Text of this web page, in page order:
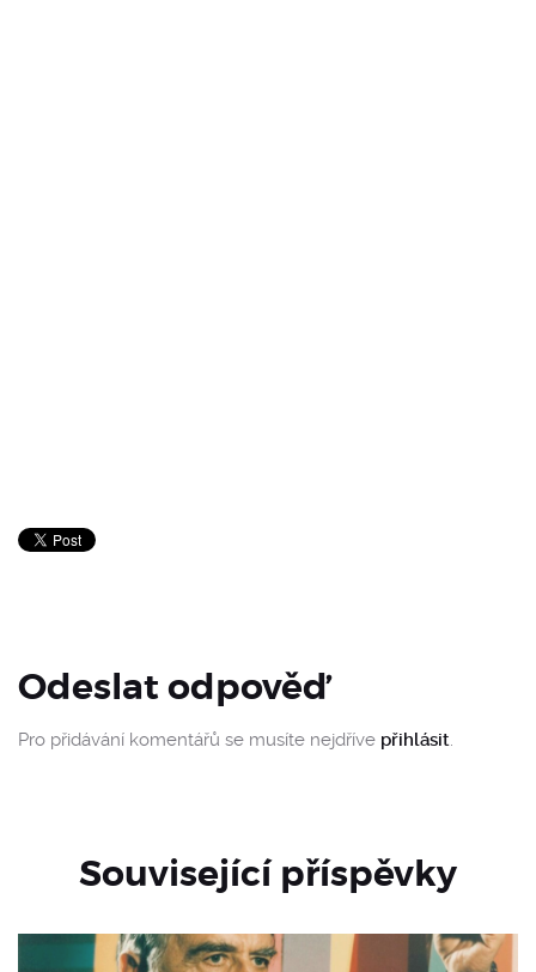
Odeslat odpověď
Pro přidávání komentářů se musíte nejdříve přihlásit.
Související příspěvky